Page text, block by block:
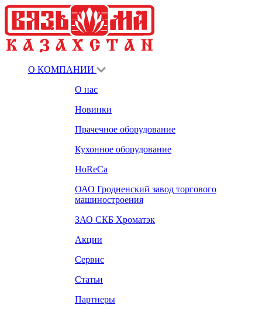
О КОМПАНИИ
О нас
Новинки
Прачечное оборудование
Кухонное оборудование
HoReCa
ОАО Гродненский завод торгового
машиностроения
ЗАО СКБ Хроматэк
Акции
Сервис
Статьи
Партнеры